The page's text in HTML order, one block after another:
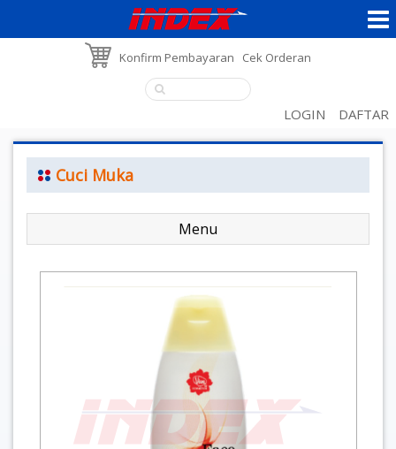
Konfirm Pembayaran Cek Orderan
LOGIN DAFTAR
Cuci Muka
Menu